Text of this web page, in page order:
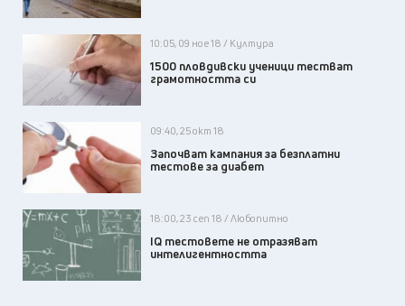
10:05, 09 ное 18 / Култура
1500 пловдивски ученици тестват
грамотността си
09:40, 25 окт 18
Започват кампания за безплатни
тестове за диабет
18:00, 23 сеп 18 / Любопитно
IQ тестовете не отразяват
интелигентността